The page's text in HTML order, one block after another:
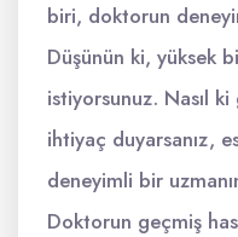
biri, doktorun
Düşünün ki, yüksek
istiyorsunuz. Nasıl
ihtiyaç duyarsanız,
deneyimli bir
Doktorun geçmiş